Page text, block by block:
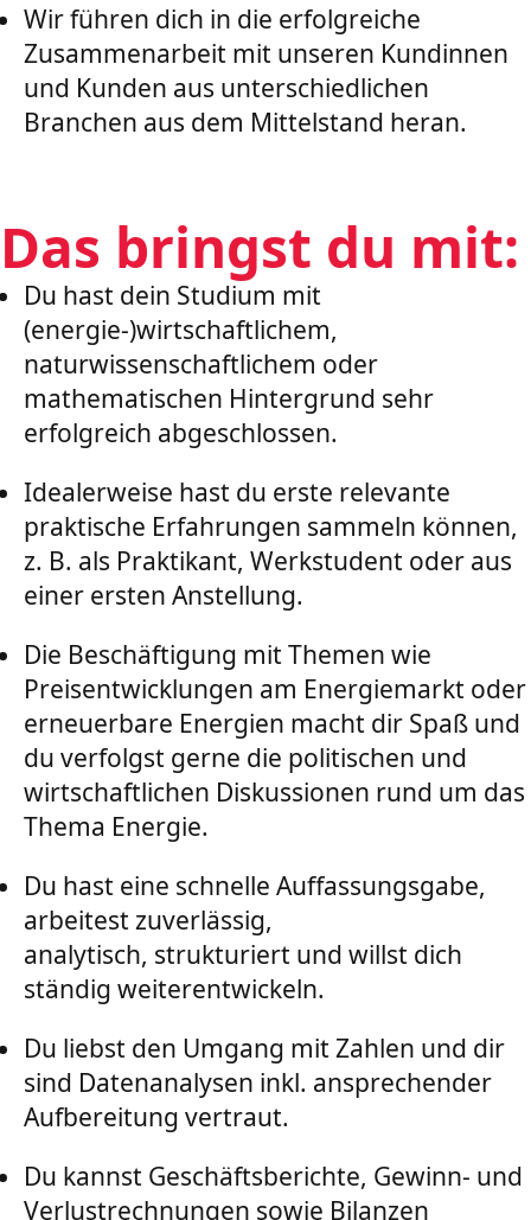
Wir führen dich in die erfolgreiche
Zusammenarbeit mit unseren Kundinnen
und Kunden aus unterschiedlichen
Branchen aus dem Mittelstand heran.
Das bringst du mit:
Du hast dein Studium mit
(energie-)wirtschaftlichem,
naturwissenschaftlichem oder
mathematischen Hintergrund sehr
erfolgreich abgeschlossen.
Idealerweise hast du erste relevante
praktische Erfahrungen sammeln können,
z. B. als Praktikant, Werkstudent oder aus
einer ersten Anstellung.
Die Beschäftigung mit Themen wie
Preisentwicklungen am Energiemarkt oder
erneuerbare Energien macht dir Spaß und
du verfolgst gerne die politischen und
wirtschaftlichen Diskussionen rund um das
Thema Energie.
Du hast eine schnelle Auffassungsgabe,
arbeitest zuverlässig,
analytisch, strukturiert und willst dich
ständig weiterentwickeln.
Du liebst den Umgang mit Zahlen und dir
sind Datenanalysen inkl. ansprechender
Aufbereitung vertraut.
Du kannst Geschäftsberichte, Gewinn- und
Verlustrechnungen sowie Bilanzen